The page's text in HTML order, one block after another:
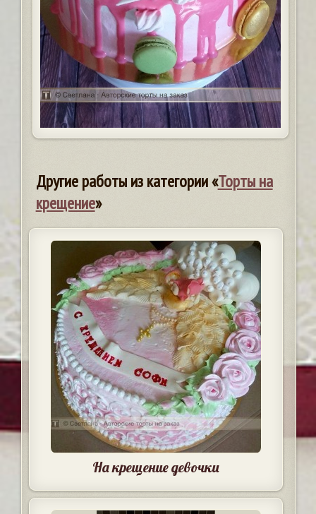
Другие работы из категории «Торты на
крещение»
На крещение девочки